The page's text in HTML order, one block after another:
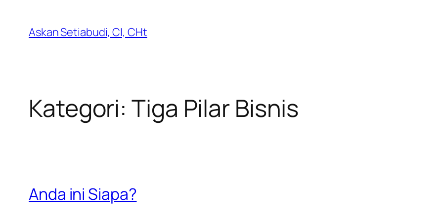
konten
Askan Setiabudi, CI, CHt
Kategori: Tiga Pilar Bisnis
Anda ini Siapa?